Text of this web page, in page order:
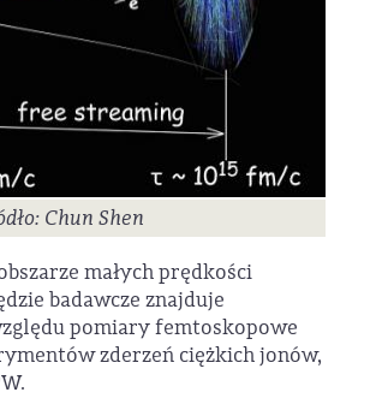
Chun Shen
małych prędkości
badawcze znajduje
pomiary femtoskopowe
zderzeń ciężkich jonów,